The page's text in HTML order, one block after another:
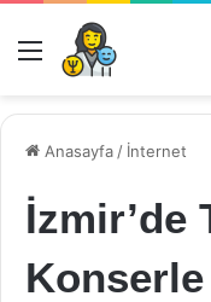
Menü
Anasayfa / İnternet
İzmir’de
Konserle